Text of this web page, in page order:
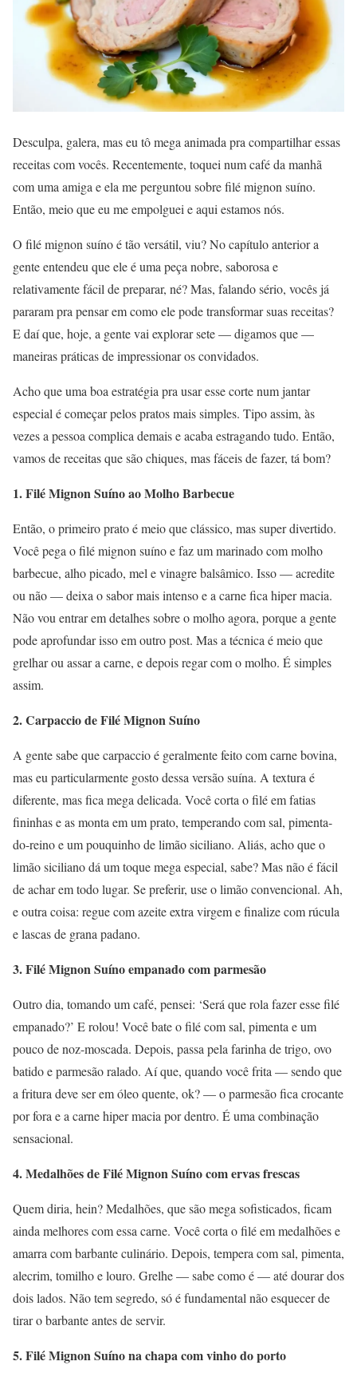
Desculpa, galera, mas eu tô mega animada pra compartilhar essas
receitas com vocês. Recentemente, toquei num café da manhã
com uma amiga e ela me perguntou sobre filé mignon suíno.
Então, meio que eu me empolguei e aqui estamos nós.
O filé mignon suíno é tão versátil, viu? No capítulo anterior a
gente entendeu que ele é uma peça nobre, saborosa e
relativamente fácil de preparar, né? Mas, falando sério, vocês já
pararam pra pensar em como ele pode transformar suas receitas?
E daí que, hoje, a gente vai explorar sete — digamos que —
maneiras práticas de impressionar os convidados.
Acho que uma boa estratégia pra usar esse corte num jantar
especial é começar pelos pratos mais simples. Tipo assim, às
vezes a pessoa complica demais e acaba estragando tudo. Então,
vamos de receitas que são chiques, mas fáceis de fazer, tá bom?
1. Filé Mignon Suíno ao Molho Barbecue
Então, o primeiro prato é meio que clássico, mas super divertido.
Você pega o filé mignon suíno e faz um marinado com molho
barbecue, alho picado, mel e vinagre balsâmico. Isso — acredite
ou não — deixa o sabor mais intenso e a carne fica hiper macia.
Não vou entrar em detalhes sobre o molho agora, porque a gente
pode aprofundar isso em outro post. Mas a técnica é meio que
grelhar ou assar a carne, e depois regar com o molho. É simples
assim.
2. Carpaccio de Filé Mignon Suíno
A gente sabe que carpaccio é geralmente feito com carne bovina,
mas eu particularmente gosto dessa versão suína. A textura é
diferente, mas fica mega delicada. Você corta o filé em fatias
fininhas e as monta em um prato, temperando com sal, pimenta-
do-reino e um pouquinho de limão siciliano. Aliás, acho que o
limão siciliano dá um toque mega especial, sabe? Mas não é fácil
de achar em todo lugar. Se preferir, use o limão convencional. Ah,
e outra coisa: regue com azeite extra virgem e finalize com rúcula
e lascas de grana padano.
3. Filé Mignon Suíno empanado com parmesão
Outro dia, tomando um café, pensei: ‘Será que rola fazer esse filé
empanado?’ E rolou! Você bate o filé com sal, pimenta e um
pouco de noz-moscada. Depois, passa pela farinha de trigo, ovo
batido e parmesão ralado. Aí que, quando você frita — sendo que
a fritura deve ser em óleo quente, ok? — o parmesão fica crocante
por fora e a carne hiper macia por dentro. É uma combinação
sensacional.
4. Medalhões de Filé Mignon Suíno com ervas frescas
Quem diria, hein? Medalhões, que são mega sofisticados, ficam
ainda melhores com essa carne. Você corta o filé em medalhões e
amarra com barbante culinário. Depois, tempera com sal, pimenta,
alecrim, tomilho e louro. Grelhe — sabe como é — até dourar dos
dois lados. Não tem segredo, só é fundamental não esquecer de
tirar o barbante antes de servir.
5. Filé Mignon Suíno na chapa com vinho do porto